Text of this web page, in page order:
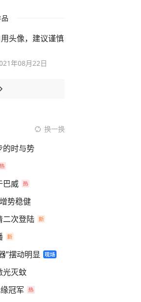
头像，建议谨慎
年08月22日
换一换
的时与势
巴威
势稳健
二次登陆
”摆动明显
光灭蚊
冠军